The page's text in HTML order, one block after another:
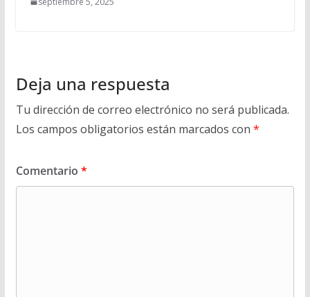
Deja una respuesta
Tu dirección de correo electrónico no será publicada.
Los campos obligatorios están marcados con *
Comentario *